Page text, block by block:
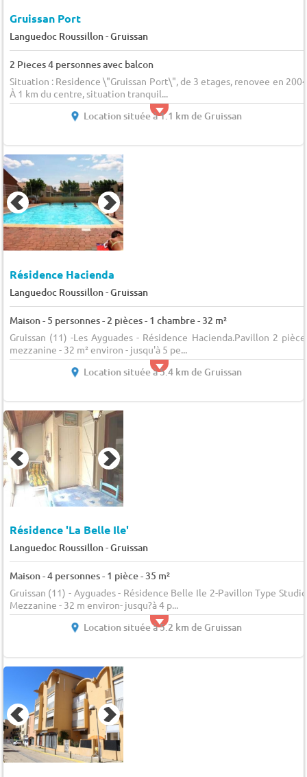
Gruissan Port
Languedoc Roussillon-Gruissan
2 Pieces 4 personnes avec balcon
Situation : Residence \"Gruissan Port\", de 3 etages, renovee en
À 1 km du centre, situation tranquil...
Location située à 1.1 km de Gruissan
Résidence Hacienda
Languedoc Roussillon-Gruissan
Maison - 5 personnes - 2 pièces - 1 chambre - 32 m²
Gruissan (11) -Les Ayguades - Résidence Hacienda.Pavillon 2
mezzanine - 32 m² environ - jusqu'à 5 pe...
Location située à 5.4 km de Gruissan
Résidence 'La Belle Ile'
Languedoc Roussillon-Gruissan
Maison - 4 personnes - 1 pièce - 35 m²
Gruissan (11) - Ayguades - Résidence Belle Ile 2-Pavillon Type
Mezzanine - 32 m environ- jusqu?à 4 p...
Location située à 5.2 km de Gruissan